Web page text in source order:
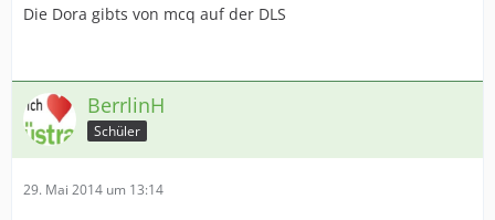
Die Dora gibts von mcq auf der DLS
BerrlinH
Schüler
29. Mai 2014 um 13:14